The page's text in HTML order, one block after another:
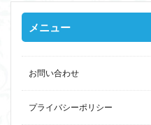
メニュー
お問い合わせ
プライバシーポリシー